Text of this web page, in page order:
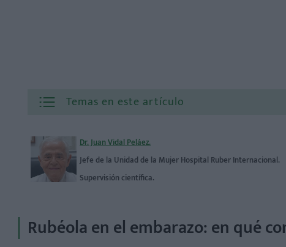
Temas en este artículo
Dr. Juan Vidal Peláez.
Jefe de la Unidad de la Mujer Hospital Ruber Internacional.
Supervisión científica.
Rubéola en el embarazo: en qué